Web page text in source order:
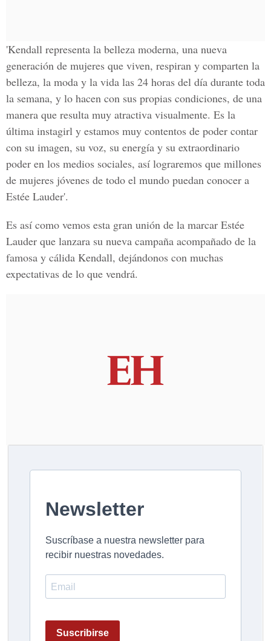
'Kendall representa la belleza moderna, una nueva
generación de mujeres que viven, respiran y comparten la
belleza, la moda y la vida las 24 horas del día durante toda
la semana, y lo hacen con sus propias condiciones, de una
manera que resulta muy atractiva visualmente. Es la
última instagirl y estamos muy contentos de poder contar
con su imagen, su voz, su energía y su extraordinario
poder en los medios sociales, así lograremos que millones
de mujeres jóvenes de todo el mundo puedan conocer a
Estée Lauder'.
Es así como vemos esta gran unión de la marcar Estée
Lauder que lanzara su nueva campaña acompañado de la
famosa y cálida Kendall, dejándonos con muchas
expectativas de lo que vendrá.